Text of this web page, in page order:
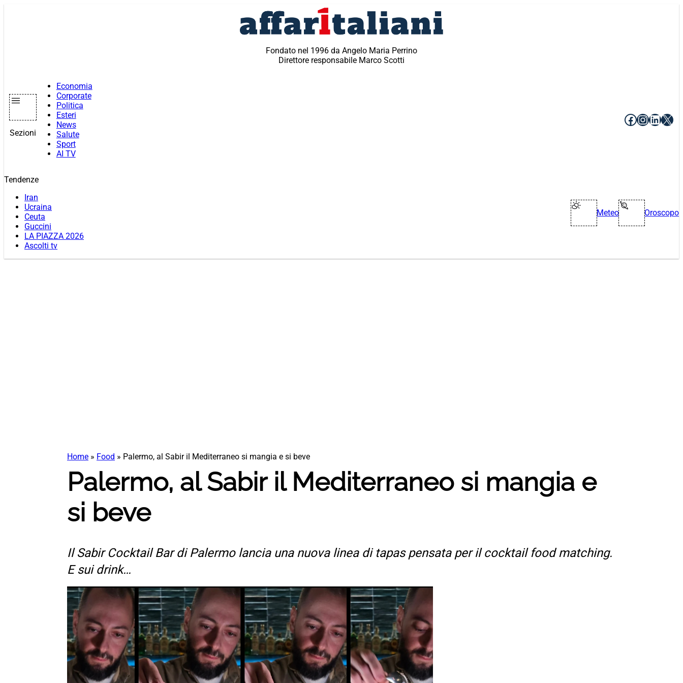
Fondato nel 1996 da Angelo Maria Perrino
Direttore responsabile Marco Scotti
Sezioni
Economia
Corporate
Politica
Esteri
News
Salute
Sport
AI TV
Facebook
X
Tendenze
Iran
Ucraina
Ceuta
Guccini
LA PIAZZA 2026
Ascolti tv
Meteo Oroscopo
Home » Food » Palermo, al Sabir il Mediterraneo si mangia e si beve
Palermo, al Sabir il Mediterraneo si mangia e
si beve
Il Sabir Cocktail Bar di Palermo lancia una nuova linea di tapas pensata per il cocktail food matching.
E sui drink…